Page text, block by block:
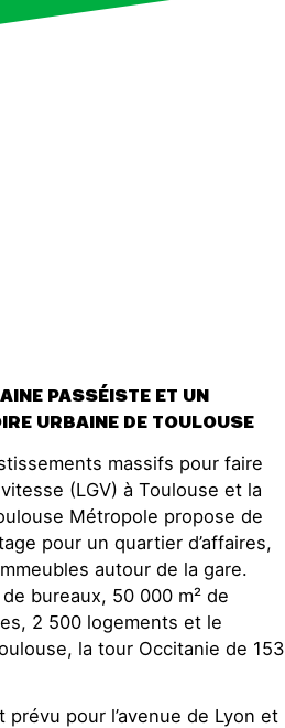
PASSÉISTE ET UN
URBAINE DE TOULOUSE
massifs pour faire
(LGV) à Toulouse et la
Métropole propose de
pour un quartier d’affaires,
autour de la gare.
bureaux, 50 000 m² de
2 500 logements et le
la tour Occitanie de 153
pour l’avenue de Lyon et